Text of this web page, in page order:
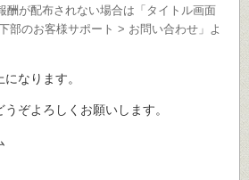
酬が配布されない場合は「タイトル画面
部のお客様サポート > お問い合わせ」よ
なります。
ぞよろしくお願いします。